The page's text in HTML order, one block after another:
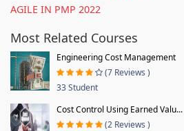
AGILE IN PMP 2022
Most Related Courses
Engineering Cost Management
(7 Reviews )
33 Student
Cost Control Using Earned Valu...
(2 Reviews )